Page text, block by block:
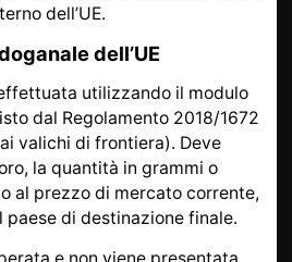
dell’UE.
dell’UE
utilizzando il modulo
dal Regolamento 2018/1672
valichi di frontiera). Deve
la quantità in grammi o
al prezzo di mercato corrente,
paese di destinazione finale.